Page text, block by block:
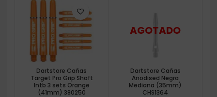
Dartstore Cañas
Target Pro Grip Shaft
Intb 3 sets Orange
(41mm) 380250
Dartstore Cañas
Anodised Negra
Mediana (35mm)
CHS1364